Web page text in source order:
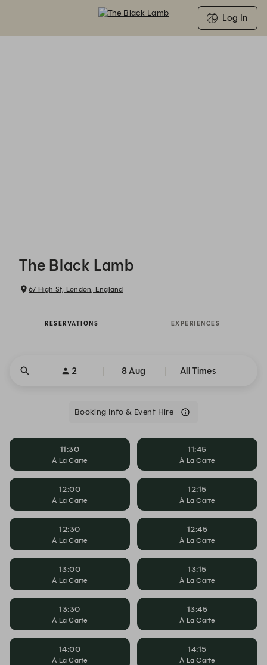
Log In
The Black Lamb
67 High St, London, England
RESERVATIONS EXPERIENCES
2 8 Aug All Times
Booking Info & Event Hire
11:30
À La Carte
11:45
À La Carte
12:00
À La Carte
12:15
À La Carte
12:30
À La Carte
12:45
À La Carte
13:00
À La Carte
13:15
À La Carte
13:30
À La Carte
13:45
À La Carte
14:00
À La Carte
14:15
À La Carte